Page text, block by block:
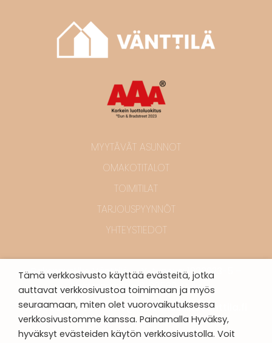
MYYTÄVÄT ASUNNOT
OMAKOTITALOT
TOIMITILAT
TARJOUSPYYNNÖT
YHTEYSTIEDOT
Rakennusliike Vänttilä – Y-tunnus: 1833023-5 –
Elektroniikkatie 8, 90590, Oulu
P. 0400 401 601 – info@rakennusliikevanttila.fi
Tämä verkkosivusto käyttää evästeitä, jotka
auttavat verkkosivustoa toimimaan ja myös
seuraamaan, miten olet vuorovaikutuksessa
verkkosivustomme kanssa. Painamalla Hyväksy,
hyväksyt evästeiden käytön verkkosivustolla. Voit